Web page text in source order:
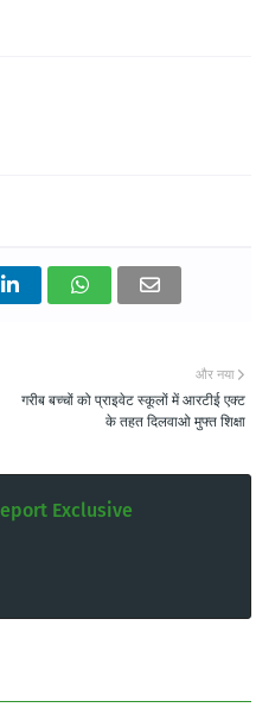
और नया
गरीब बच्चों को प्राइवेट स्कूलों में आरटीई एक्ट
के तहत दिलवाओ मुफ्त शिक्षा
Exclusive